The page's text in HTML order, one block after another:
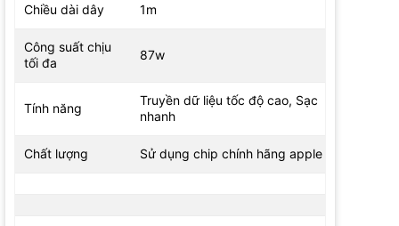
Chiều dài dây 1m
Công suất chịu
tối đa
87w
Tính năng
Truyền dữ liệu tốc độ cao, Sạc
nhanh
Chất lượng Sử dụng chip chính hãng apple